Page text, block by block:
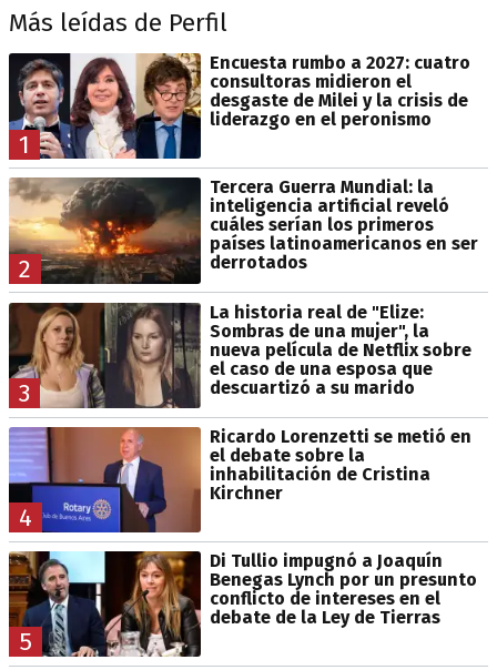
Más leídas de Perfil
1
Encuesta rumbo a 2027: cuatro
consultoras midieron el
desgaste de Milei y la crisis de
liderazgo en el peronismo
2
Tercera Guerra Mundial: la
inteligencia artificial reveló
cuáles serían los primeros
países latinoamericanos en ser
derrotados
3
La historia real de "Elize:
Sombras de una mujer", la
nueva película de Netflix sobre
el caso de una esposa que
descuartizó a su marido
4
Ricardo Lorenzetti se metió en
el debate sobre la
inhabilitación de Cristina
Kirchner
5
Di Tullio impugnó a Joaquín
Benegas Lynch por un presunto
conflicto de intereses en el
debate de la Ley de Tierras